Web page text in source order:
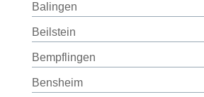
Balingen
Beilstein
Bempflingen
Bensheim